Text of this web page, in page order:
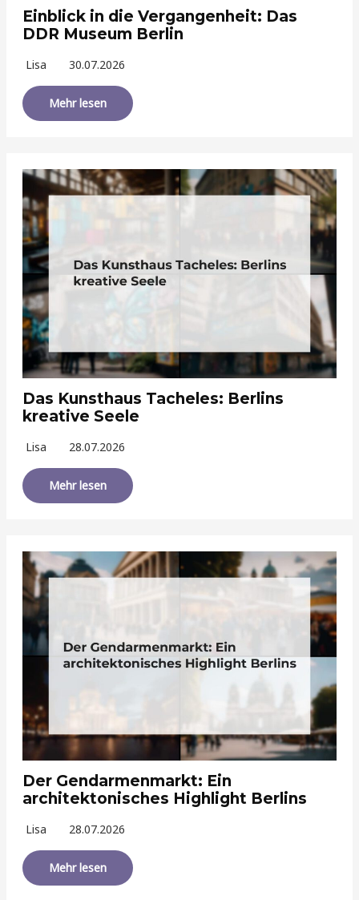
Einblick in die Vergangenheit: Das
DDR Museum Berlin
Lisa 30.07.2026
Mehr lesen
Das Kunsthaus Tacheles: Berlins
kreative Seele
Lisa 28.07.2026
Mehr lesen
Der Gendarmenmarkt: Ein
architektonisches Highlight Berlins
Lisa 28.07.2026
Mehr lesen